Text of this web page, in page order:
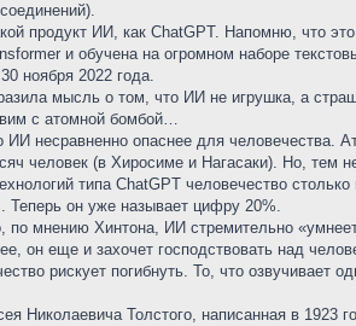
продукт ИИ, как ChatGPT. Напомню, что
и обучена на огромном наборе
ноября 2022 года.
мысль о том, что ИИ не игрушка, а
с атомной бомбой…
несравненно опаснее для
человек (в Хиросиме и Нагасаки). Но, тем
типа ChatGPT человечество
Теперь он уже называет цифру 20%.
по мнению Хинтона, ИИ стремительно
он еще и захочет господствовать над
рискует погибнуть. То, что
Николаевича Толстого, написанная в